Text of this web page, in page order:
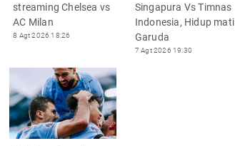
streaming Chelsea vs
AC Milan
8 Agt 2026 18:26
Singapura Vs Timnas
Indonesia, Hidup mati
Garuda
7 Agt 2026 19:30